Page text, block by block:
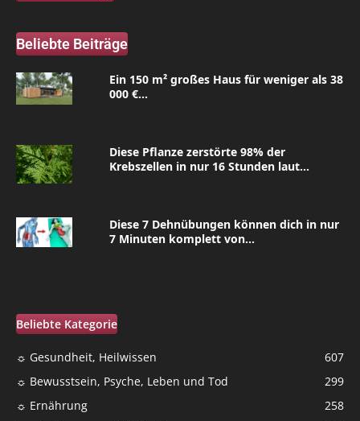
Beliebte Beiträge
Ein 150 m² großes Haus für weniger als 38
000 €...
Diese Pflanze zerstörte 98% der
Krebszellen in nur 16 Stunden laut...
Diese 7 Dehnübungen können dich in nur
7 Minuten komplett von...
Beliebte Kategorie
☼ Gesundheit, Heilwissen
607
☼ Bewusstsein, Psyche, Leben und Tod
299
☼ Ernährung
258